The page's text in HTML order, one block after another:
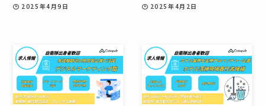
2025年4月9日 2025年4月2日